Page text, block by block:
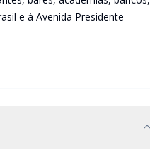
e à Avenida Presidente